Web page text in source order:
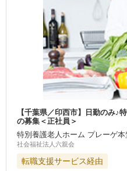
【千葉県／印西市】日勤のみ♪
の募集＜正社員＞
特別養護老人ホーム プレーゲ本
社会福祉法人六親会
転職支援サービス経由